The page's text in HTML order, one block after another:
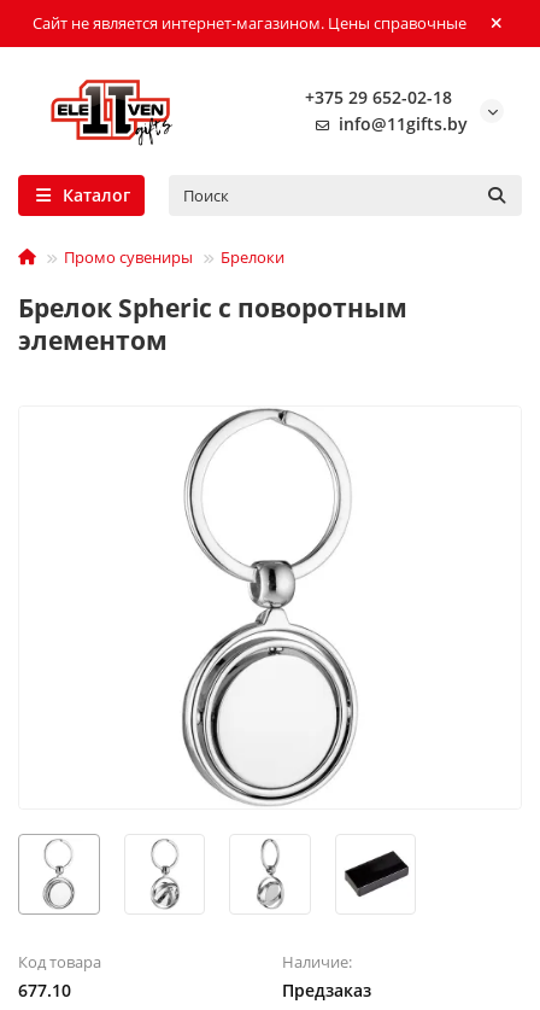
Сайт не является интернет-магазином. Цены справочные
+375 29 652-02-18
info@11gifts.by
Каталог
Промо сувениры Брелоки
Брелок Spheric с поворотным
элементом
Код товара
677.10
Наличие:
Предзаказ